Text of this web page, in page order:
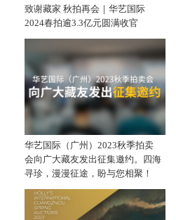
致谢藏家 秋拍再会｜华艺国际
2024春拍逾3.3亿元圆满收官
华艺国际（广州）2023秋季拍卖
会向广大藏友发出征集邀约。四海
寻珍，漫漫征途，盼与您相聚！